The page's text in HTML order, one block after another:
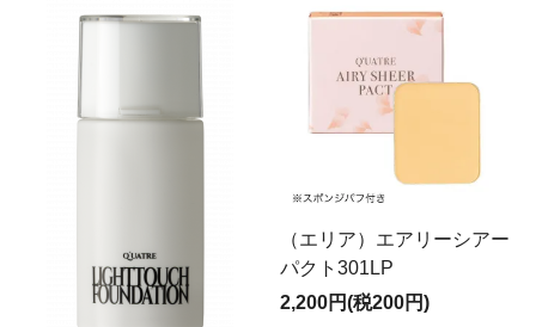
（エリア）エアリーシアー
パクト301LP
2,200円(税200円)